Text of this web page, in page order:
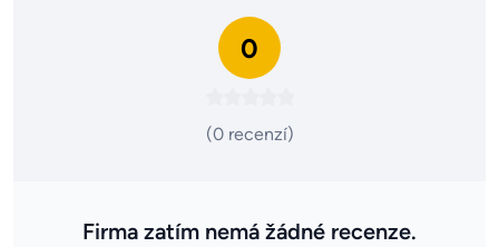
0
(0 recenzí)
Firma zatím nemá žádné recenze.